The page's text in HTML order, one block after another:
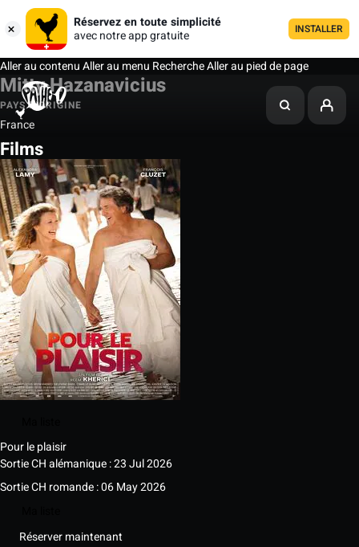
Réservez en toute simplicité
avec notre app gratuite
INSTALLER
Aller au contenuAller au menu RechercheAller au pied de page
Mitty Hazanavicius
PAYS D'ORIGINE
France
Films
Pour le plaisir
Sortie CH alémanique : 23 Jul 2026
Sortie CH romande : 06 May 2026
Réserver maintenant